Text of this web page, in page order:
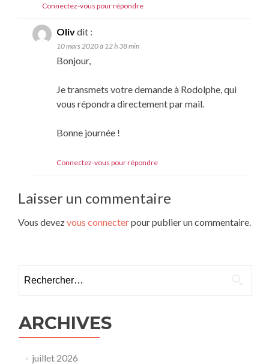
Connectez-vous pour répondre
Olivdit :
10 mars 2020 à 12 h 38 min
Bonjour,
Je transmets votre demande à Rodolphe, qui
vous répondra directement par mail.
Bonne journée !
Connectez-vous pour répondre
Laisser un commentaire
Vous devezvous connecterpour publier un commentaire.
ARCHIVES
juillet 2026